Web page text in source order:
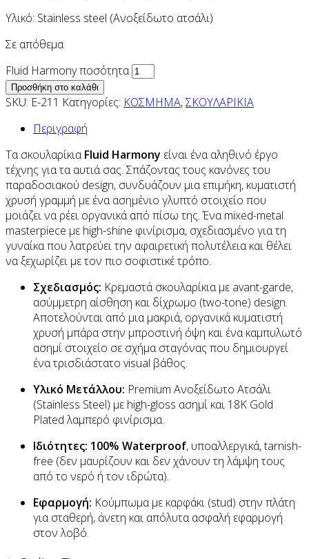
Υλικό: Stainless steel (Ανοξείδωτο ατσάλι)
Σε απόθεμα
Fluid Harmony ποσότητα
Προσθήκη στο καλάθι
SKU: E-211 Κατηγορίες: ΚΟΣΜΗΜΑ,ΣΚΟΥΛΑΡΙΚΙΑ
Περιγραφή
Τα σκουλαρίκιαFluid Harmony είναι ένα αληθινό έργο
τέχνης για τα αυτιά σας. Σπάζοντας τους κανόνες του
παραδοσιακού design, συνδυάζουν μια επιμήκη, κυματιστή
χρυσή γραμμή με ένα ασημένιο γλυπτό στοιχείο που
μοιάζει να ρέει οργανικά από πίσω της. Ένα mixed-metal
masterpiece με high-shine φινίρισμα, σχεδιασμένο για τη
γυναίκα που λατρεύει την αφαιρετική πολυτέλεια και θέλει
να ξεχωρίζει με τον πιο σοφιστικέ τρόπο.
Σχεδιασμός: Κρεμαστά σκουλαρίκια με avant-garde,
ασύμμετρη αίσθηση και δίχρωμο (two-tone) design.
Αποτελούνται από μια μακριά, οργανικά κυματιστή
χρυσή μπάρα στην μπροστινή όψη και ένα καμπυλωτό
ασημί στοιχείο σε σχήμα σταγόνας που δημιουργεί
ένα τρισδιάστατο visual βάθος.
Υλικό Μετάλλου: Premium Ανοξείδωτο Ατσάλι
(Stainless Steel) με high-gloss ασημί και 18K Gold
Plated λαμπερό φινίρισμα.
Ιδιότητες: 100% Waterproof, υποαλλεργικά, tarnish-
free (δεν μαυρίζουν και δεν χάνουν τη λάμψη τους
από το νερό ή τον ιδρώτα).
Εφαρμογή: Κούμπωμα με καρφάκι (stud) στην πλάτη
για σταθερή, άνετη και απόλυτα ασφαλή εφαρμογή
στον λοβό.